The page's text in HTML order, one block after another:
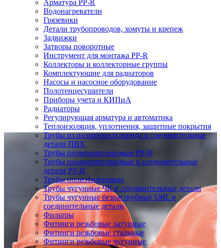
Арматура PP-R
Водонагреватели
Грязевики
Детали трубопроводов, хомуты и крепеж
Задвижки
Затворы поворотные
Инструмент для монтажа PP-R
Коллекторы и коллекторные группы
Комплектующие для радиаторов
Насосы и насосное оборудование
Полотенцесушители
Приборы учета и КИПиА
Радиаторы
Регулирующая арматура и автоматика
Теплоизоляция, уплотнения, защитные покрытия
Трубы из поливинилхлорида и соединительные
детали ПВХ
Трубы полипропиленовые PP-R
Трубы полипропиленовые и соединительные
детали PP-H
Трубы полиэтиленовые
Трубы чугунные ЧК и соединительные детали
Трубы чугунные безраструбные SML и
соединительные детали
Фильтры
Фитинги резьбовые латунные
Фитинги резьбовые стальные
Фитинги резьбовые чугунные